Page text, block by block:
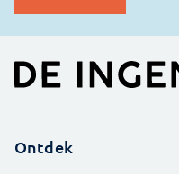
Ontdek